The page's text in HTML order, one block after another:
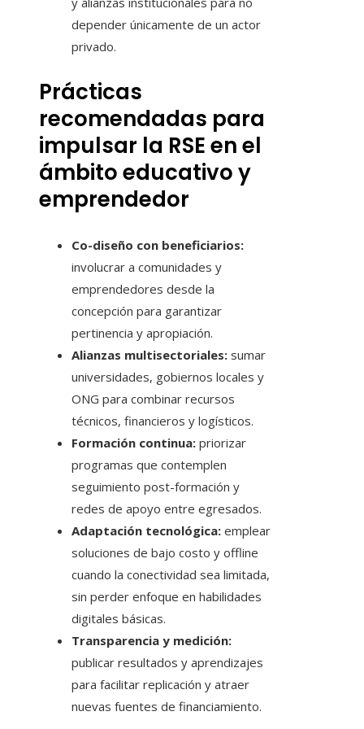
depender únicamente de un actor
privado.
Prácticas
recomendadas para
impulsar la RSE en el
ámbito educativo y
emprendedor
Co-diseño con beneficiarios:
involucrar a comunidades y
emprendedores desde la
concepción para garantizar
pertinencia y apropiación.
Alianzas multisectoriales: sumar
universidades, gobiernos locales y
ONG para combinar recursos
técnicos, financieros y logísticos.
Formación continua: priorizar
programas que contemplen
seguimiento post-formación y
redes de apoyo entre egresados.
Adaptación tecnológica: emplear
soluciones de bajo costo y offline
cuando la conectividad sea limitada,
sin perder enfoque en habilidades
digitales básicas.
Transparencia y medición:
publicar resultados y aprendizajes
para facilitar replicación y atraer
nuevas fuentes de financiamiento.